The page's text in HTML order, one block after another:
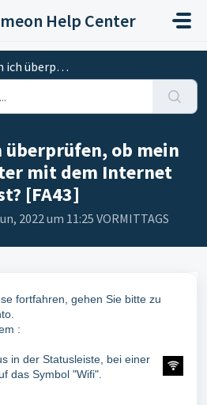
Help Center
Wechselrichter mit dem I...
überprüfen, ob mein
mit dem Internet
[FA43]
2022 um 11:25 VORMITTAGS
fortfahren, gehen Sie bitte zu
:
in der Statusleiste, bei einer
das Symbol "Wifi".